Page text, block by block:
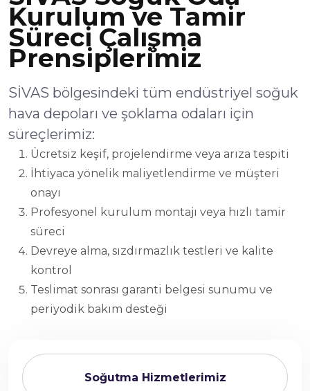
Soğutma Hizmetlerimiz
Kurulum ve Tamir
Süreci Çalışma
Prensiplerimiz
SİVAS bölgesindeki tüm endüstriyel soğuk
hava depoları ve şoklama odaları için
süreçlerimiz:
Ücretsiz keşif, projelendirme veya arıza tespiti
İhtiyaca yönelik maliyetlendirme ve müşteri
onayı
Profesyonel kurulum montajı veya hızlı tamir
süreci
Devreye alma, sızdırmazlık testleri ve kalite
kontrol
Teslimat sonrası garanti belgesi sunumu ve
periyodik bakım desteği